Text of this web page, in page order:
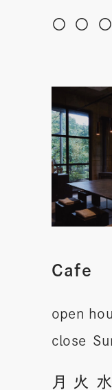
〇 〇 〇
Cafe
open
close
月 火 水